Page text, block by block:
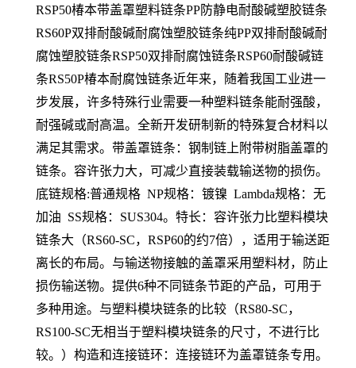
RSP50椿本带盖罩塑料链条PP防静电耐酸碱塑胶链条
RS60P双排耐酸碱耐腐蚀塑胶链条纯PP双排耐酸碱耐
腐蚀塑胶链条RSP50双排耐腐蚀链条RSP60耐酸碱链
条RS50P椿本耐腐蚀链条近年来，随着我国工业进一
步发展，许多特殊行业需要一种塑料链条能耐强酸，
耐强碱或耐高温。全新开发研制新的特殊复合材料以
满足其需求。带盖罩链条：钢制链上附带树脂盖罩的
链条。容许张力大，可减少直接装载输送物的损伤。
底链规格:普通规格 NP规格：镀镍 Lambda规格：无
加油 SS规格：SUS304。特长：容许张力比塑料模块
链条大（RS60-SC，RSP60的约7倍），适用于输送距
离长的布局。与输送物接触的盖罩采用塑料材，防止
损伤输送物。提供6种不同链条节距的产品，可用于
多种用途。与塑料模块链条的比较（RS80-SC，
RS100-SC无相当于塑料模块链条的尺寸，不进行比
较。）构造和连接链环：连接链环为盖罩链条专用。